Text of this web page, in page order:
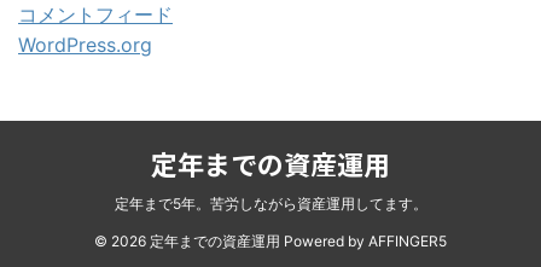
コメントフィード
WordPress.org
定年までの資産運用
定年まで5年。苦労しながら資産運用してます。
© 2026 定年までの資産運用 Powered by AFFINGER5